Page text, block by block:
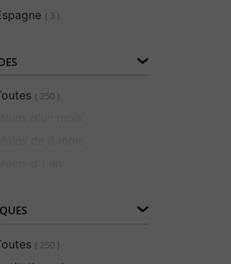
( 3 )
( 250 )
( 250 )